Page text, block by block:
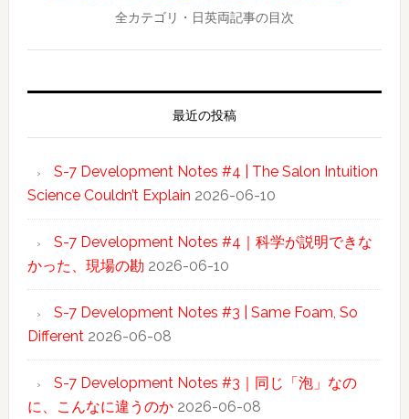
全カテゴリ・日英両記事の目次
最近の投稿
S-7 Development Notes #4 | The Salon Intuition
Science Couldn’t Explain 2026-06-10
S-7 Development Notes #4｜科学が説明できな
かった、現場の勘 2026-06-10
S-7 Development Notes #3 | Same Foam, So
Different 2026-06-08
S-7 Development Notes #3｜同じ「泡」なの
に、こんなに違うのか 2026-06-08